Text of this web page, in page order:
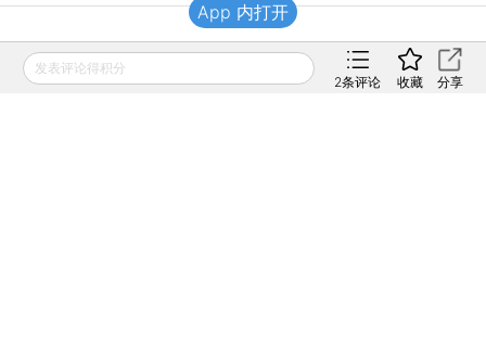
财新移动
发表评论得积分
2条评论 收藏 分享
App 内打开